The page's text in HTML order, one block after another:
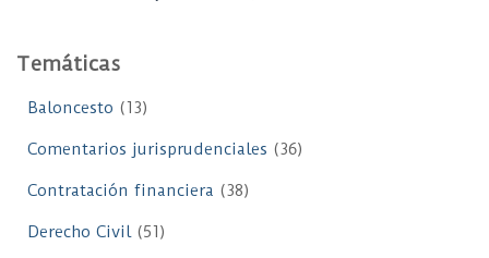
Temáticas
Baloncesto (13)
Comentarios jurisprudenciales (36)
Contratación financiera (38)
Derecho Civil(51)